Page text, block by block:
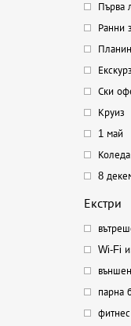
Първа
Ранни
Ски
Круиз
1 май
Коледа
8
Екстри
Wi-Fi
парна
фитнес